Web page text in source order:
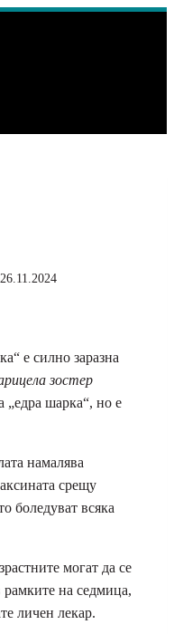
26.11.2024
е силно заразна
зостер
„едра шарка“, но е
намалява
срещу
боледуват всяка
могат да се
на седмица,
личен лекар.